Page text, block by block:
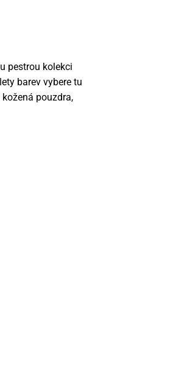
pestrou kolekci
barev vybere tu
pouzdra,